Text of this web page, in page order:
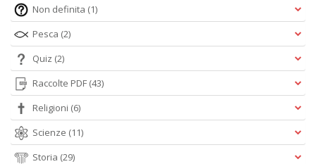
Non definita (1)
Pesca (2)
Quiz (2)
Raccolte PDF (43)
Religioni (6)
Scienze (11)
Storia (29)